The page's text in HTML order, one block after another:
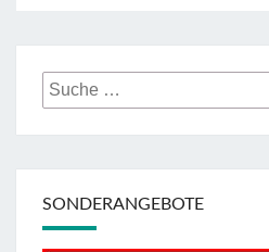
Suche
nach:
SONDERANGEBOTE